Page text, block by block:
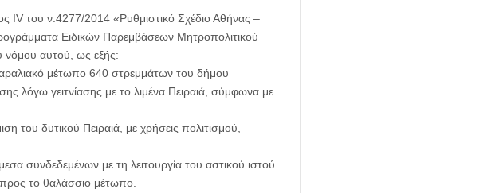
IV του ν.4277/2014 «Ρυθμιστικό Σχέδιο Αθήνας –
Ειδικών Παρεμβάσεων Μητροπολιτικού
νόμου αυτού, ως εξής:
μέτωπο 640 στρεμμάτων του δήμου
λόγω γειτνίασης με το λιμένα Πειραιά, σύμφωνα με
του δυτικού Πειραιά, με χρήσεις πολιτισμού,
συνδεδεμένων με τη λειτουργία του αστικού ιστού
το θαλάσσιο μέτωπο.